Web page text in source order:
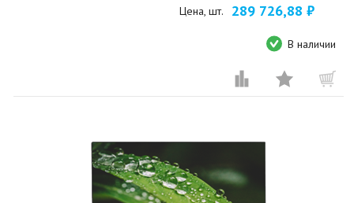
Цена, шт. 289 726,88 ₽
В наличии